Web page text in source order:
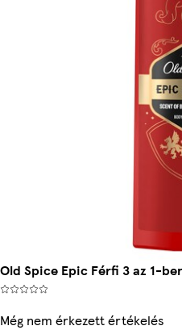
Old Spice Epic Férfi 3 az 1-
Még nem érkezett értékelés